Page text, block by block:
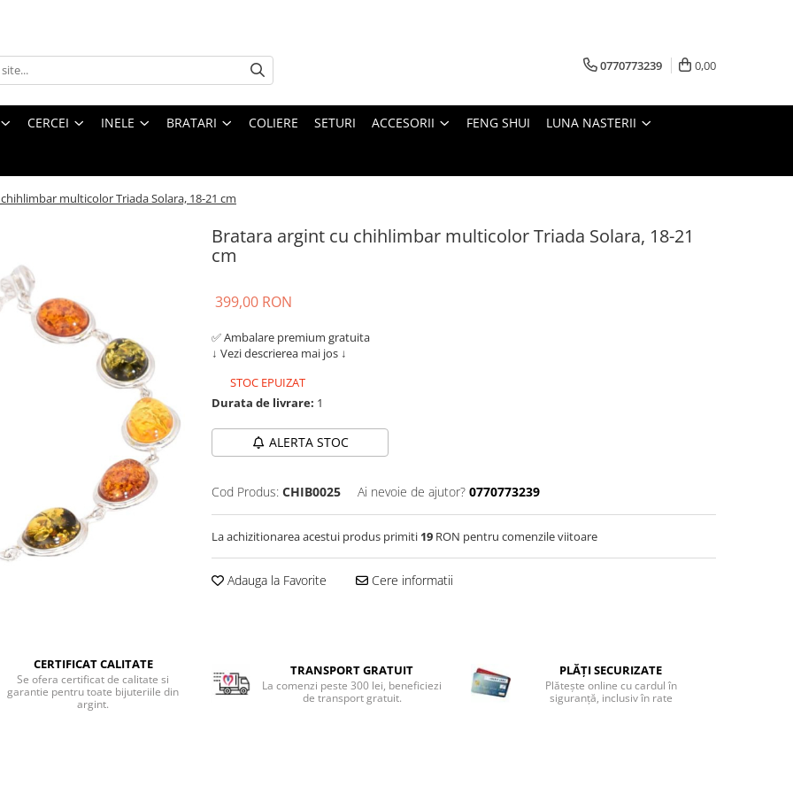
0770773239 0,00
CERCEI INELE BRATARI COLIERE SETURI ACCESORII FENG SHUI LUNA NASTERII
multicolor Triada Solara, 18-21 cm
Bratara argint cu chihlimbar multicolor Triada Solara, 18-21
cm
399,00 RON
✅ Ambalare premium gratuita
↓ Vezi descrierea mai jos ↓
STOC EPUIZAT
Durata de livrare: 1
ALERTA STOC
Cod Produs: CHIB0025 Ai nevoie de ajutor? 0770773239
La achizitionarea acestui produs primiti 19 RON pentru comenzile viitoare
Adauga la Favorite Cere informatii
CERTIFICAT CALITATE
Se ofera certificat de calitate si
garantie pentru toate bijuteriile din
argint.
TRANSPORT GRATUIT
La comenzi peste 300 lei, beneficiezi
de transport gratuit.
PLĂȚI SECURIZATE
Plătește online cu cardul în
siguranță, inclusiv în rate